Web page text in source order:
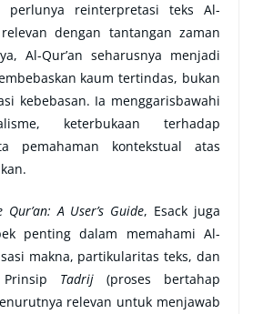
perlunya reinterpretasi teks Al-
dengan tantangan zaman
Al-Qur’an seharusnya menjadi
kaum tertindas, bukan
kebebasan. Ia menggarisbawahi
keterbukaan terhadap
pemahaman kontekstual atas
Qur’an: A User’s Guide, Esack juga
penting dalam memahami Al-
makna, partikularitas teks, dan
Tadrij (proses bertahap
relevan untuk menjawab